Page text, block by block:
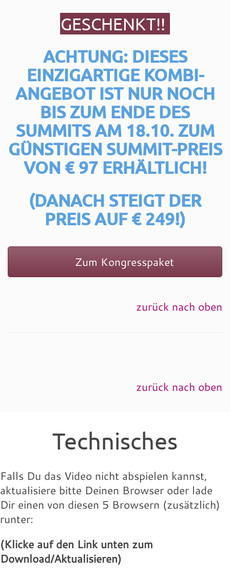
GESCHENKT!!
ACHTUNG: DIESES
EINZIGARTIGE KOMBI-
ANGEBOT IST NUR NOCH
BIS ZUM ENDE DES
SUMMITS AM 18.10. ZUM
GÜNSTIGEN SUMMIT-PREIS
VON € 97 ERHÄLTLICH!
(DANACH STEIGT DER
PREIS AUF € 249!)
Zum Kongresspaket
zurück nach oben
zurück nach oben
Technisches
Falls Du das Video nicht abspielen kannst,
aktualisiere bitte Deinen Browser oder lade
Dir einen von diesen 5 Browsern (zusätzlich)
runter:
(Klicke auf den Link unten zum
Download/Aktualisieren)